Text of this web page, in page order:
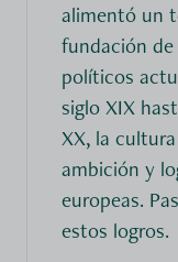
alimentó un
fundación
políticos
siglo XIX
XX, la
ambición y
europeas.
estos logros.